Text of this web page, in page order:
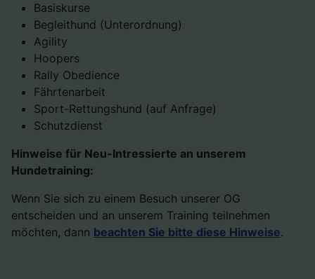
Basiskurse
Begleithund (Unterordnung)
Agility
Hoopers
Rally Obedience
Fährtenarbeit
Sport-Rettungshund (auf Anfrage)
Schutzdienst
Hinweise für Neu-Intressierte an unserem
Hundetraining:
Wenn Sie sich zu einem Besuch unserer OG
entscheiden und an unserem Training teilnehmen
möchten, dann beachten Sie bitte diese Hinweise.